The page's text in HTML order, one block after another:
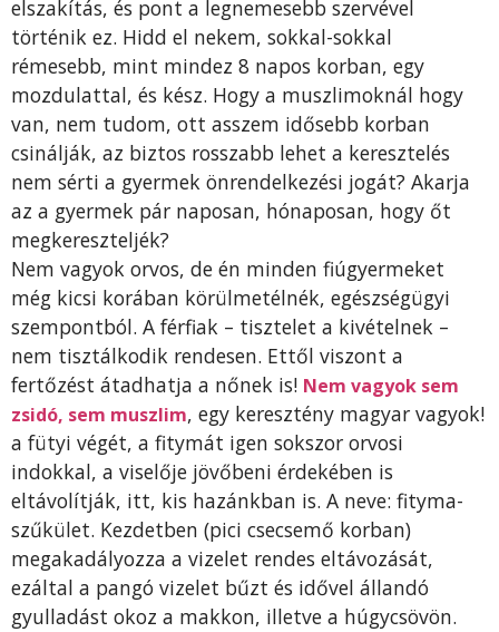
elszakítás, és pont a legnemesebb szervével
történik ez. Hidd el nekem, sokkal-sokkal
rémesebb, mint mindez 8 napos korban, egy
mozdulattal, és kész. Hogy a muszlimoknál hogy
van, nem tudom, ott asszem idősebb korban
csinálják, az biztos rosszabb lehet a keresztelés
nem sérti a gyermek önrendelkezési jogát? Akarja
az a gyermek pár naposan, hónaposan, hogy őt
megkereszteljék?
Nem vagyok orvos, de én minden fiúgyermeket
még kicsi korában körülmetélnék, egészségügyi
szempontból. A férfiak – tisztelet a kivételnek –
nem tisztálkodik rendesen. Ettől viszont a
fertőzést átadhatja a nőnek is! Nem vagyok sem
zsidó, sem muszlim, egy keresztény magyar vagyok!
a fütyi végét, a fitymát igen sokszor orvosi
indokkal, a viselője jövőbeni érdekében is
eltávolítják, itt, kis hazánkban is. A neve: fityma-
szűkület. Kezdetben (pici csecsemő korban)
megakadályozza a vizelet rendes eltávozását,
ezáltal a pangó vizelet bűzt és idővel állandó
gyulladást okoz a makkon, illetve a húgycsövön.